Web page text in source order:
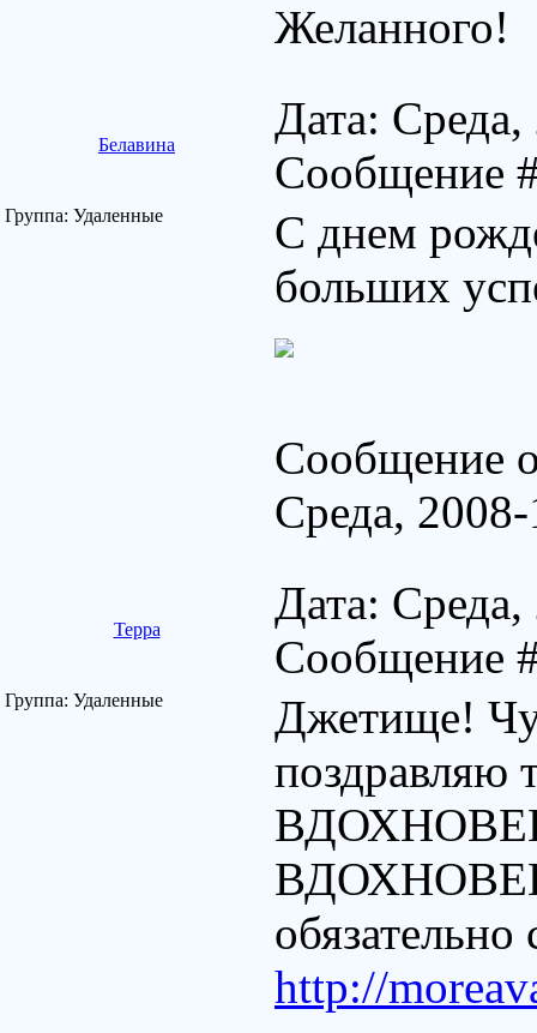
Желанного!
Белавина
Дата:
Сообщение
Группа: Удаленные
С днем
больших
Сообщение
Среда,
Терра
Дата:
Сообщение
Группа: Удаленные
Джетище!
обязательно
http://